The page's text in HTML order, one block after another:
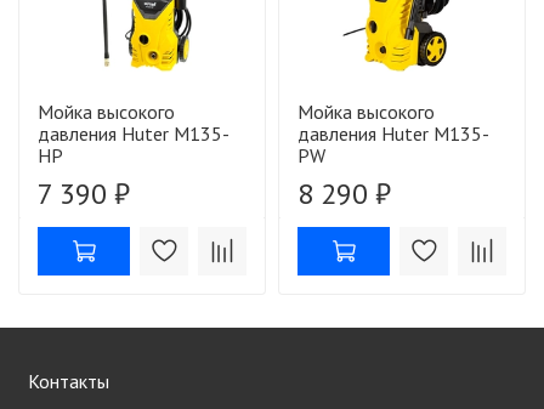
Мойка высокого
давления Huter M135-
HP
7 390 ₽
Мойка высокого
давления Huter M135-
РW
8 290 ₽
Контакты